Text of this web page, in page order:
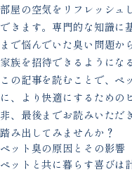
部屋の空気をリフレッシュ
できます。専門的な知識に
まで悩んでいた臭い問題か
家族を招待できるようにな
この記事を読むことで、ペ
に、より快適にするための
非、最後までお読みいただ
踏み出してみませんか？
ペット臭の原因とその影響
ペットと共に暮らす喜びは